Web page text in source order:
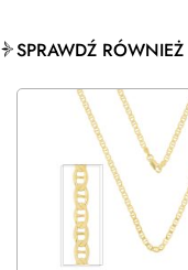
SPRAWDŹ RÓWNIEŻ